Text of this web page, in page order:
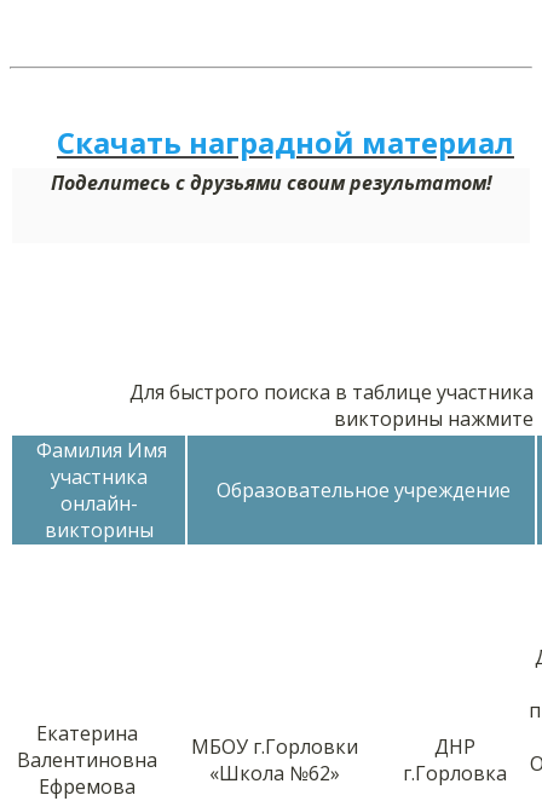
Скачать наградной материал
Поделитесь с друзьями своим результатом!
Для быстрого поиска в таблице участника
викторины нажмите
Фамилия Имя
участника
онлайн-
викторины
Образовательное учреждение
Екатерина
Валентиновна
Ефремова
МБОУ г.Горловки
«Школа №62»
ДНР
г.Горловка